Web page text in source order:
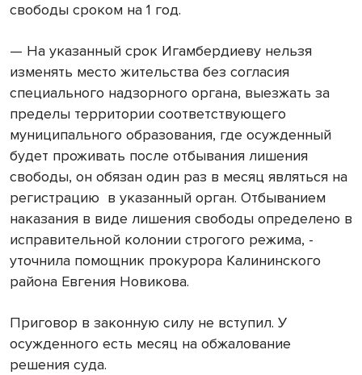
свободы сроком на 1 год.
— На указанный срок Игамбердиеву нельзя
изменять место жительства без согласия
специального надзорного органа, выезжать за
пределы территории соответствующего
муниципального образования, где осужденный
будет проживать после отбывания лишения
свободы, он обязан один раз в месяц являться на
регистрацию в указанный орган. Отбыванием
наказания в виде лишения свободы определено в
исправительной колонии строгого режима, -
уточнила помощник прокурора Калининского
района Евгения Новикова.
Приговор в законную силу не вступил. У
осужденного есть месяц на обжалование
решения суда.